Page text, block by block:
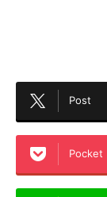
Post
Pocket